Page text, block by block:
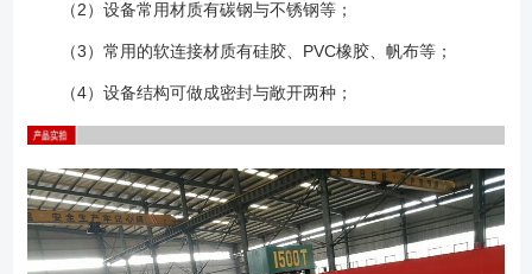
（2）设备常用材质有碳钢与不锈钢等；
（3）常用的软连接材质有硅胶、PVC橡胶、帆布等；
（4）设备结构可做成密封与敞开两种；